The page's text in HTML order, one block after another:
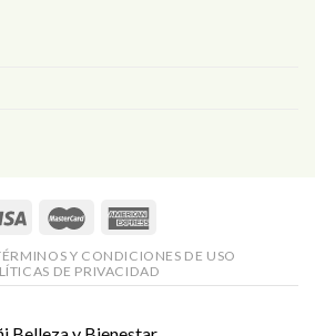
Y CONDICIONES DE USO
DE PRIVACIDAD